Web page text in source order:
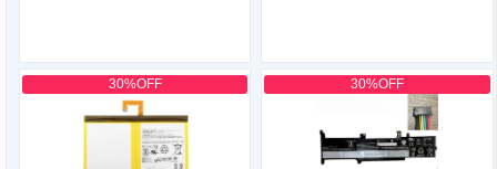
30%OFF 30%OFF